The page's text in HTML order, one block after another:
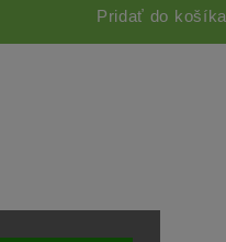
Pridať do košíka